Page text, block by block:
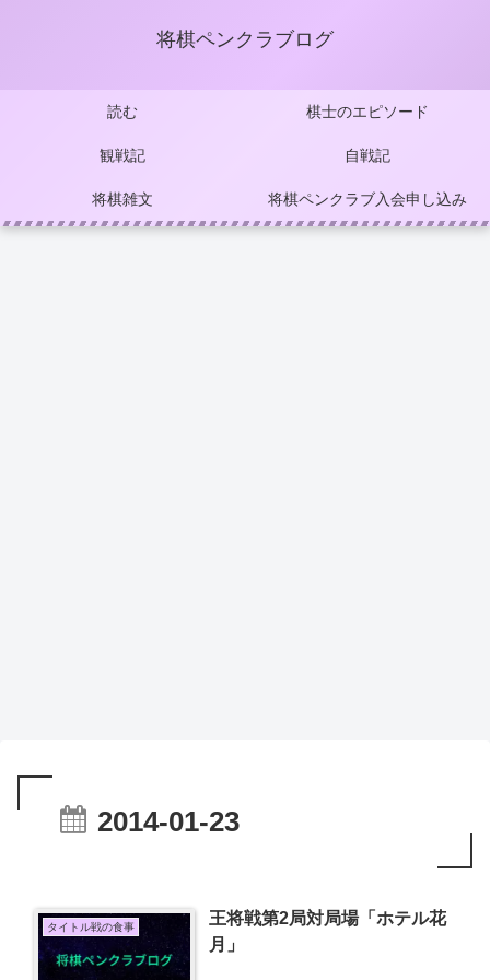
将棋ペンクラブログ
読む 棋士のエピソード
観戦記 自戦記
将棋雑文 将棋ペンクラブ入会申し込み
2014-01-23
タイトル戦の食事
王将戦第2局対局場「ホテル花
月」